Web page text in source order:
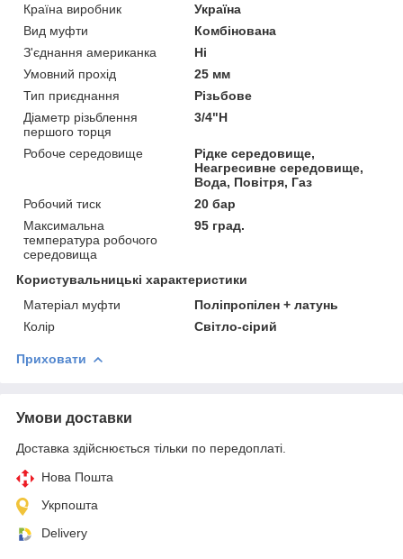
Країна виробник
Україна
Вид муфти
Комбінована
З'єднання американка
Ні
Умовний прохід
25 мм
Тип приєднання
Різьбове
Діаметр різьблення
першого торця
3/4"Н
Робоче середовище
Рідке середовище,
Неагресивне середовище,
Вода, Повітря, Газ
Робочий тиск
20 бар
Максимальна
температура робочого
середовища
95 град.
Користувальницькі характеристики
Матеріал муфти
Поліпропілен + латунь
Колір
Світло-сірий
Приховати
Умови доставки
Доставка здійснюється тільки по передоплаті.
Нова Пошта
Укрпошта
Delivery